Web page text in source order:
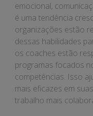
emocional,
é uma tendência
organizações estão
dessas habilidades
os coaches estão
programas focados
competências. Isso
mais eficazes em
trabalho mais